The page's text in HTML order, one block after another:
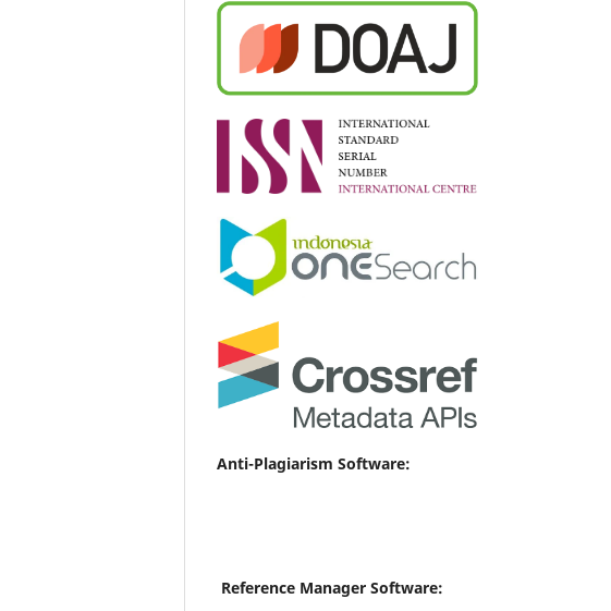
Anti-Plagiarism Software:
Reference Manager Software: